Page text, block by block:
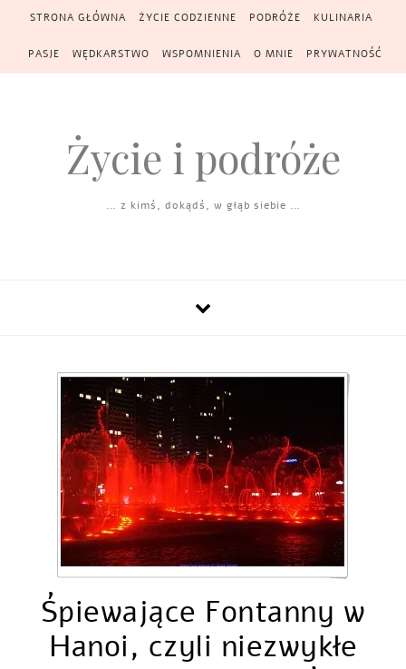
Skip to content
STRONA GŁÓWNA ŻYCIE CODZIENNE PODRÓŻE KULINARIA
PASJE WĘDKARSTWO WSPOMNIENIA O MNIE PRYWATNOŚĆ
Życie i podróże
… z kimś, dokądś, w głąb siebie …
Śpiewające Fontanny w
Hanoi, czyli niezwykłe